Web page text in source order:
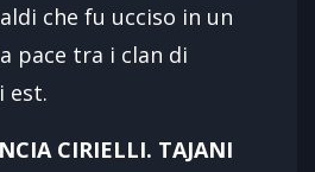
che fu ucciso in un
pace tra i clan di
est.
CIRIELLI. TAJANI